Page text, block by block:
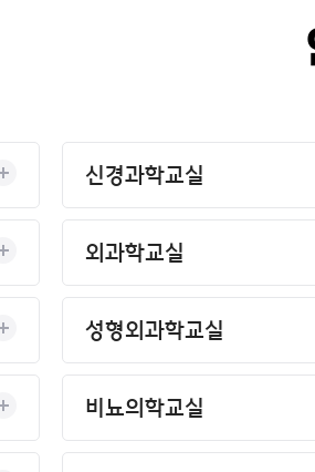
신경과학교실
외과학교실
성형외과학교실
비뇨의학교실